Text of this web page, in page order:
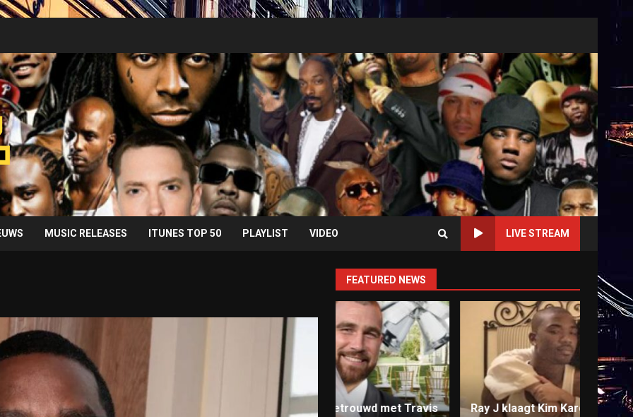
MUSIC RELEASES ITUNES TOP 50 PLAYLIST VIDEO LIVE STREAM
FEATURED NEWS
Taylor Swift officieel getrouwd met Travis
Ray J klaagt Kim Kardashian aan om
Anti-